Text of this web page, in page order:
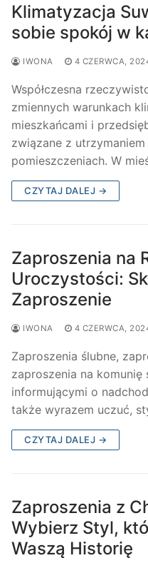
Klimatyzacja
sobie spokój w
IWONA 4 CZERWCA,
Współczesna
zmiennych warunkach
mieszkańcami i
związane z
pomieszczeniach. W
CZYTAJ DALEJ →
Zaproszenia na
Uroczystości:
Zaproszenie
IWONA 4 CZERWCA,
Zaproszenia ślubne,
zaproszenia na
informującymi o
także wyrazem uczuć,
CZYTAJ DALEJ →
Zaproszenia z
Wybierz Styl,
Waszą Historię